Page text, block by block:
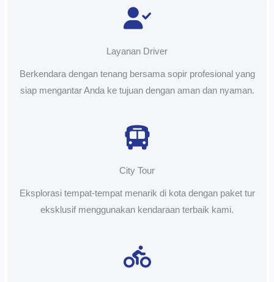
Layanan Driver
Berkendara dengan tenang bersama sopir profesional yang
siap mengantar Anda ke tujuan dengan aman dan nyaman.
City Tour
Eksplorasi tempat-tempat menarik di kota dengan paket tur
eksklusif menggunakan kendaraan terbaik kami.